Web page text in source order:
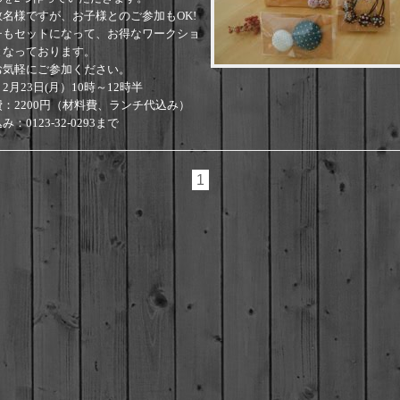
様ですが、お子様とのご参加もOK!
セットになって、お得なワークショ
っております。
軽にご参加ください。
月23日(月）10時～12時半
2200円（材料費、ランチ代込み）
：0123‐32‐0293まで
1